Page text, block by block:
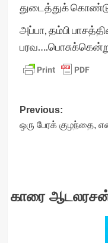
துடைத்துக்
அப்பா, தம்பி
Post
navigation
Previous:
ஒரு பேரக் குழந்தை,
காரை